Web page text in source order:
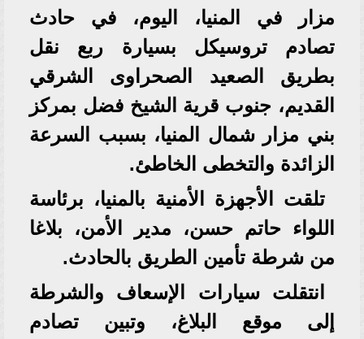
مزار في المنيا، اليوم، في حادث
تصادم تروسيكل بسيارة ربع نقل
بطريق الصعيد الصحراوى الشرقي
القديم، جنوب قرية الشيخ فضل بمركز
بني مزار شمال المنيا، بسبب السرعة
الزائدة والتخطى الخاطئ.
تلقت الأجهزة الأمنية بالمنيا، برئاسة
اللواء حاتم حسن، مدير الأمن، بلاغا
من شرطة تأمين الطريق بالحادث.
انتقلت سيارات الإسعاف والشرطة
إلى موقع البلاغ، وتبين تصادم